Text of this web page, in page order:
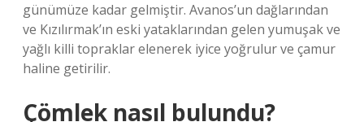
günümüze kadar gelmiştir. Avanos’un dağlarından
ve Kızılırmak’ın eski yataklarından gelen yumuşak ve
yağlı killi topraklar elenerek iyice yoğrulur ve çamur
haline getirilir.
Çömlek nasıl bulundu?